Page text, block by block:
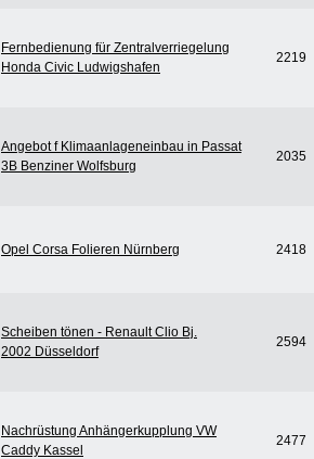
Fernbedienung für Zentralverriegelung
Honda Civic Ludwigshafen
2219
Angebot f Klimaanlageneinbau in Passat
3B Benziner Wolfsburg
2035
Opel Corsa Folieren Nürnberg 2418
Scheiben tönen - Renault Clio Bj.
2002 Düsseldorf
2594
Nachrüstung Anhängerkupplung VW
Caddy Kassel
2477